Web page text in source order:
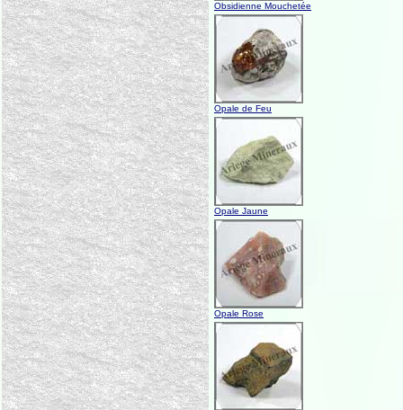
Obsidienne Mouchetée
Opale de Feu
Opale Jaune
Opale Rose